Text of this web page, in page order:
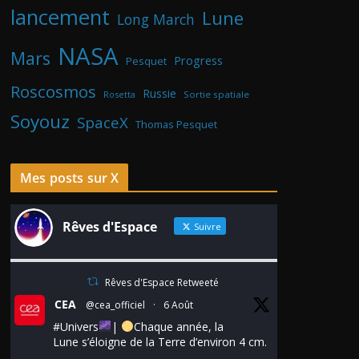
lancement Long March Lune
Mars NASA Pesquet Progress
Roscosmos Rosetta Russie Sortie spatiale
Soyouz SpaceX Thomas Pesquet
Mes posts sur X
Rêves d'Espace Suivre
Rêves d'Espace Retweeté
CEA @cea_officiel · 6 Août
#Univers |
Chaque année, la
Lune s’éloigne de la Terre d’environ 4 cm.